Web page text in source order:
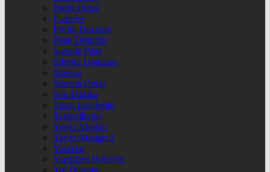
Parite Detay
Pariteler
Profili Düzenle
Puan Durumu
Sample Page
Şifremi Unuttum
Sinema
Sinema Detay
Son Dakika
Takip Ettiklerim
Takipçilerim
Yayın Akışları
Yayın Akışları 2
Yazarlar
Yazdığım Haberler